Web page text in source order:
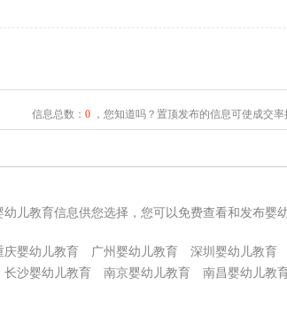
信息总数： 0，您知道吗？置顶发布的信息可使成交率
儿教育信息供您选择，您可以免费查看和发布婴
庆婴幼儿教育 广州婴幼儿教育 深圳婴幼儿教育
长沙婴幼儿教育 南京婴幼儿教育 南昌婴幼儿教育